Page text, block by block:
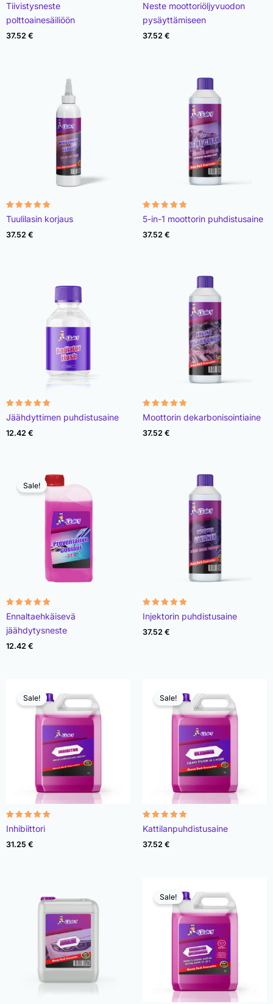
Rated
4.95
out of 5
Tiivistysneste
polttoainesäiliöön
37.52 €
Rated
4.99
out of 5
Neste moottoriöljyvuodon
pysäyttämiseen
37.52 €
Rated
4.91
out of 5
Tuulilasin korjaus
37.52 €
Rated
4.98
out of 5
5-in-1 moottorin puhdistusaine
37.52 €
Rated
4.87
out of 5
Jäähdyttimen puhdistusaine
12.42 €
Rated
4.92
out of 5
Moottorin dekarbonisointiaine
37.52 €
Sale!
Rated
4.90
out of 5
Ennaltaehkäisevä
jäähdytysneste
12.42 €
Rated
4.93
out of 5
Injektorin puhdistusaine
37.52 €
Sale!
Rated
4.91
out of 5
Inhibiittori
31.25 €
Sale!
Rated
4.90
out of 5
Kattilanpuhdistusaine
37.52 €
Sale!